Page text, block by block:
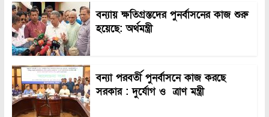
বন্যায় ক্ষতিগ্রস্তদের পুনর্বাসনের কাজ শুরু
হয়েছে: অর্থমন্ত্রী
বন্যা পরবর্তী পুনর্বাসনে কাজ করছে
সরকার : দুর্যোগ ও ত্রাণ মন্ত্রী